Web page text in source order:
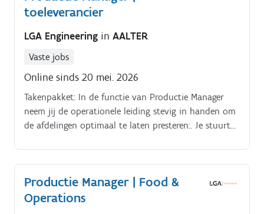
toeleverancier
LGA Engineering in AALTER
Vaste jobs
Online sinds 20 mei. 2026
Takenpakket: In de functie van Productie Manager
neem jij de operationele leiding stevig in handen om
de afdelingen optimaal te laten presteren:. Je stuurt
aan, waardoor medewerkers gemotiveerd en gecoacht
worden.
Productie Manager | Food &
Operations